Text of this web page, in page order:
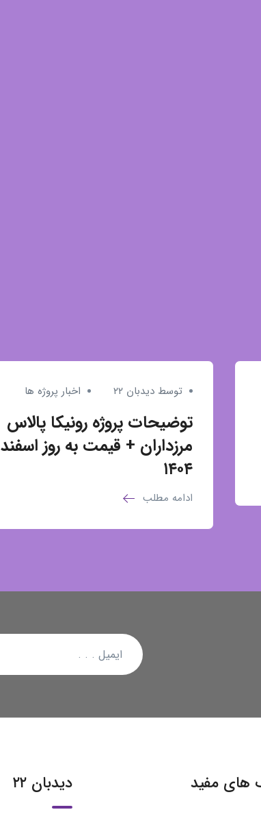
توسط دیدبان ۲۲ اخبار پروژه ها
توضیحات پروژه رونیکا پالاس
مرزداران + قیمت به روز اسفند
۱۴۰۴
ادامه مطلب
های مفید دیدبان ۲۲